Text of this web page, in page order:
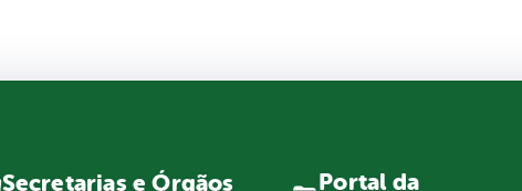
Secretarias e Órgãos
Portal da